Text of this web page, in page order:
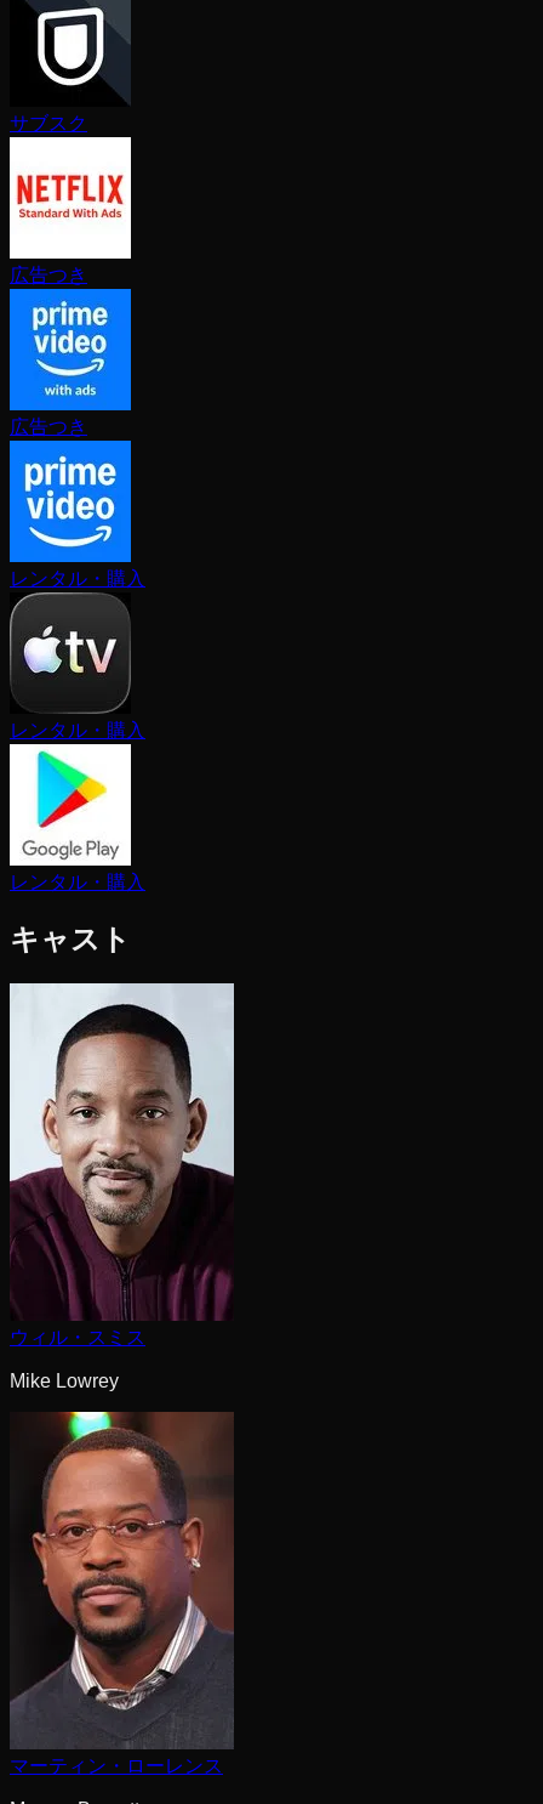
サブスク
広告つき
広告つき
レンタル・購入
レンタル・購入
レンタル・購入
キャスト
ウィル・スミス
Mike Lowrey
マーティン・ローレンス